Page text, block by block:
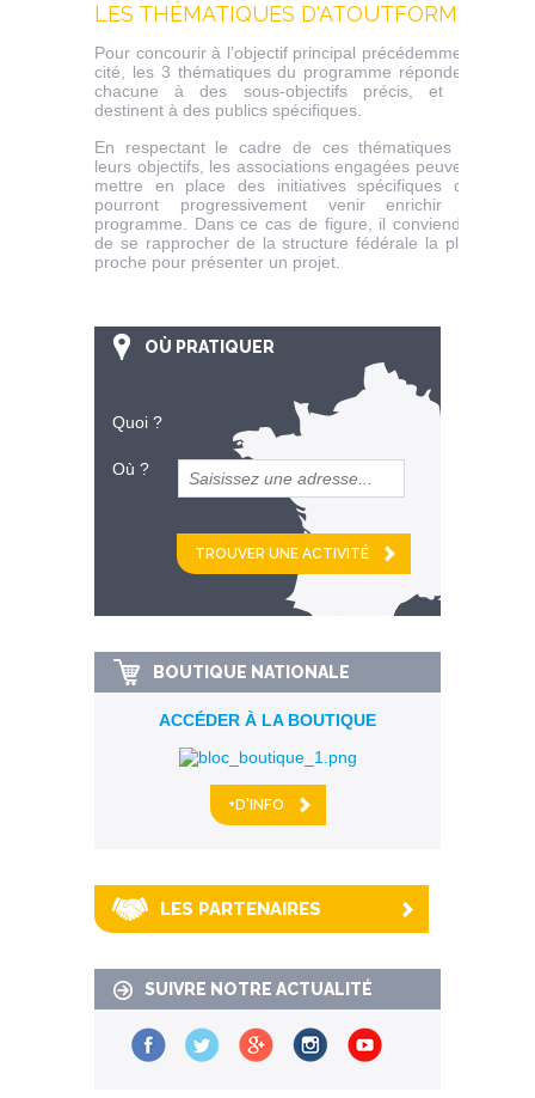
LES THÉMATIQUES D'ATOUTFORM'
Pour concourir à l’objectif principal précédemment
cité, les 3 thématiques du programme répondent
chacune à des sous-objectifs précis, et se
destinent à des publics spécifiques.
En respectant le cadre de ces thématiques et
leurs objectifs, les associations engagées peuvent
mettre en place des initiatives spécifiques qui
pourront progressivement venir enrichir le
programme. Dans ce cas de figure, il conviendra
de se rapprocher de la structure fédérale la plus
proche pour présenter un projet.
OÙ PRATIQUER
Quoi ?
Où ?
et
km alentour
BOUTIQUE NATIONALE
ACCÉDER À LA BOUTIQUE
+D'INFO
LES PARTENAIRES
SUIVRE NOTRE ACTUALITÉ